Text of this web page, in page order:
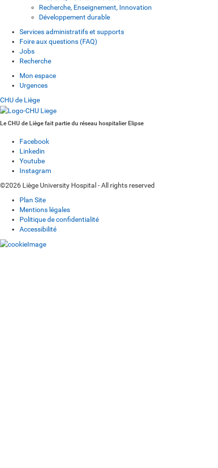
Recherche, Enseignement, Innovation
Développement durable
Services administratifs et supports
Foire aux questions (FAQ)
Jobs
Recherche
Mon espace
Urgences
CHU de Liège
Le CHU de Liège fait partie du réseau hospitalier Elipse
Facebook
Linkedin
Youtube
Instagram
©2026 Liège University Hospital - All rights reserved
Plan Site
Mentions légales
Politique de confidentialité
Accessibilité